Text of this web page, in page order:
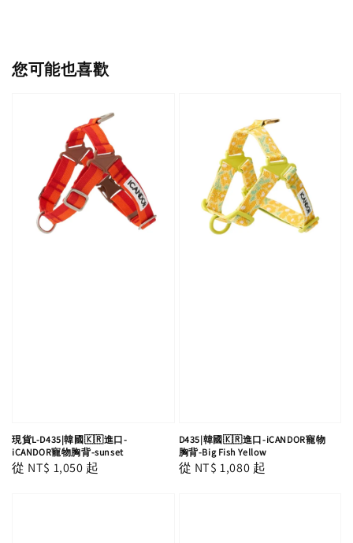
您可能也喜歡
現貨L-D435|韓國🇰🇷進口-
iCANDOR寵物胸背-sunset
Regular
從 NT$ 1,050 起
D435|韓國🇰🇷進口-iCANDOR寵物
胸背-Big Fish Yellow
Regular
從 NT$ 1,080 起